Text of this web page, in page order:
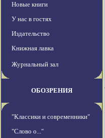
Новые книги
У нас в гостях
Издательство
Книжная лавка
Журнальный зал
ОБОЗРЕНИЯ
"Классики и современники"
"Слово о..."